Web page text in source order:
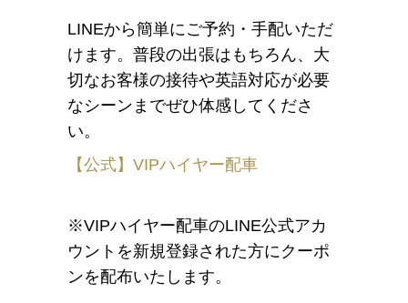
LINEから簡単にご予約・手配いただ
けます。普段の出張はもちろん、大
切なお客様の接待や英語対応が必要
なシーンまでぜひ体感してくださ
い。
【公式】VIPハイヤー配車
※VIPハイヤー配車のLINE公式アカ
ウントを新規登録された方にクーポ
ンを配布いたします。